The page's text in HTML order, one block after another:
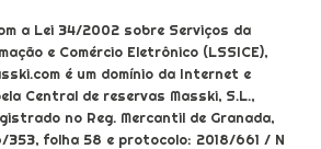
a Lei 34/2002 sobre Serviços da
e Comércio Eletrônico (LSSICE),
é um domínio da Internet e
Central de reservas Masski, S.L.,
no Reg. Mercantil de Granada,
353, folha 58 e protocolo: 2018/661 / N